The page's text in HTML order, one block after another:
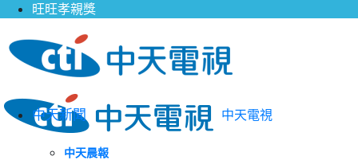
旺旺孝親獎
中天電視
中天新聞
中天晨報